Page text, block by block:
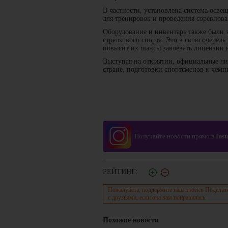
В частности, установлена система
для тренировок и проведения
Оборудование и инвентарь также были
стрелкового спорта. Это в свою
повысит их шансы завоевать
Выступая на открытии, официальные
стране, подготовки спортсменов к
Получайте новости прямо в
РЕЙТИНГ:
Пожалуйста, поддержите наш проект.
с друзьями, если она вам понравилась.
Похожие новости